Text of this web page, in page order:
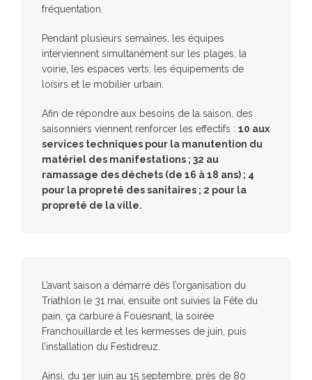
fréquentation.
Pendant plusieurs semaines, les équipes
interviennent simultanément sur les plages, la
voirie, les espaces verts, les équipements de
loisirs et le mobilier urbain.
Afin de répondre aux besoins de la saison, des
saisonniers viennent renforcer les effectifs :10 aux
services techniques pour la manutention du
matériel des manifestations ; 32 au
ramassage des déchets (de 16 à 18 ans) ; 4
pour la propreté des sanitaires ; 2 pour la
propreté de la ville.
L’avant saison a démarré dès l’organisation du
Triathlon le 31 mai, ensuite ont suivies la Fête du
pain, ça carbure à Fouesnant, la soirée
Franchouillarde et les kermesses de juin, puis
l’installation du Festidreuz.
Ainsi, du 1er juin au 15 septembre, près de 80